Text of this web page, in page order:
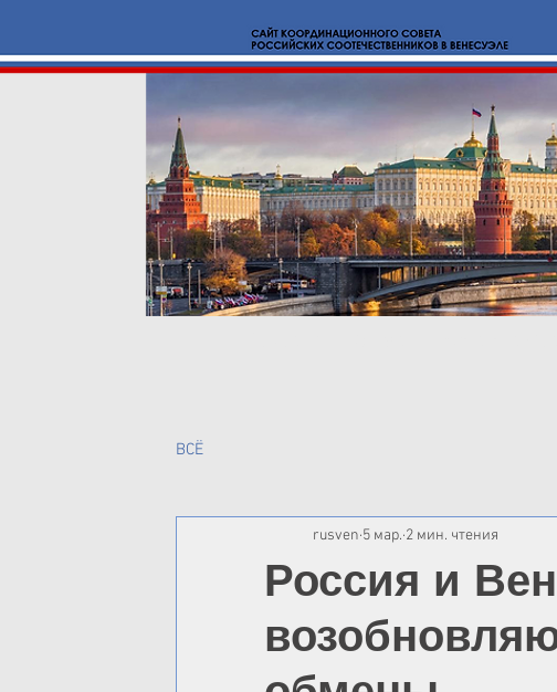
BCË
Россия и
rusven 5 мар. 2 мин. чтения